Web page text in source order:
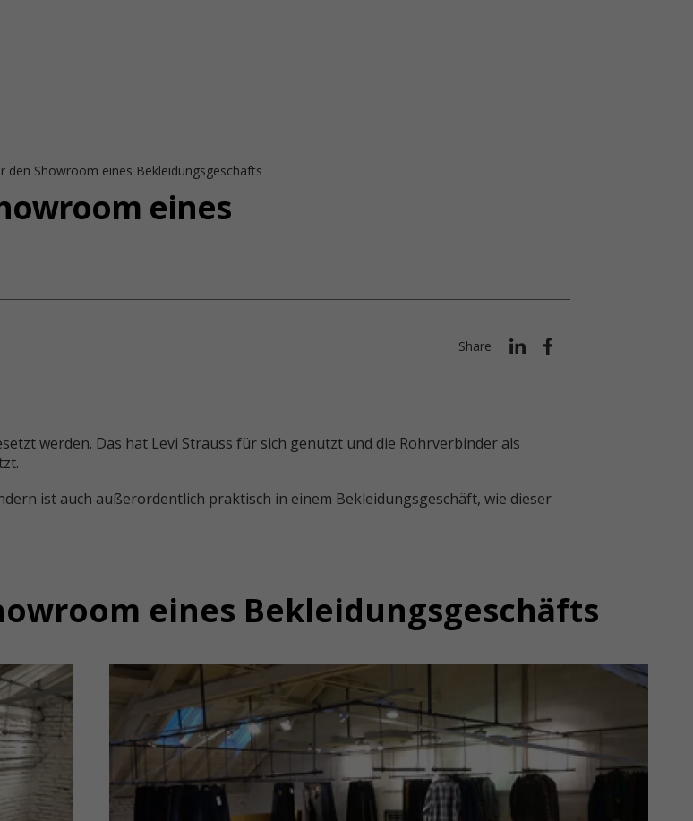
den Showroom eines Bekleidungsgeschäfts
eines
Share
werden. Das hat Levi Strauss für sich genutzt und die Rohrverbinder als
ist auch außerordentlich praktisch in einem Bekleidungsgeschäft, wie dieser
eines Bekleidungsgeschäfts